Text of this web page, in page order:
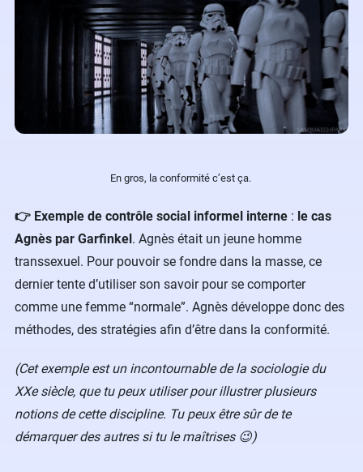
En gros, la conformité c’est ça.
👉 Exemple de contrôle social informel interne : le cas
Agnès par Garfinkel. Agnès était un jeune homme
transsexuel. Pour pouvoir se fondre dans la masse, ce
dernier tente d’utiliser son savoir pour se comporter
comme une femme “normale”. Agnès développe donc des
méthodes, des stratégies afin d’être dans la conformité.
(Cet exemple est un incontournable de la sociologie du
XXe siècle, que tu peux utiliser pour illustrer plusieurs
notions de cette discipline. Tu peux être sûr de te
démarquer des autres si tu le maîtrises 😉)